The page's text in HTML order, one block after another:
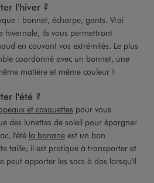
l'hiver ?
: bonnet, écharpe, gants. Vrai
hivernale, ils vous permettront
en couvant vos extrémités. Le plus
coordonné avec un bonnet, une
matière et même couleur !
l'été ?
et casquettes pour vous
des lunettes de soleil pour épargner
l'été la bananeest un bon
taille, il est pratique à transporter et
peut apporter les sacs à dos lorsqu'il